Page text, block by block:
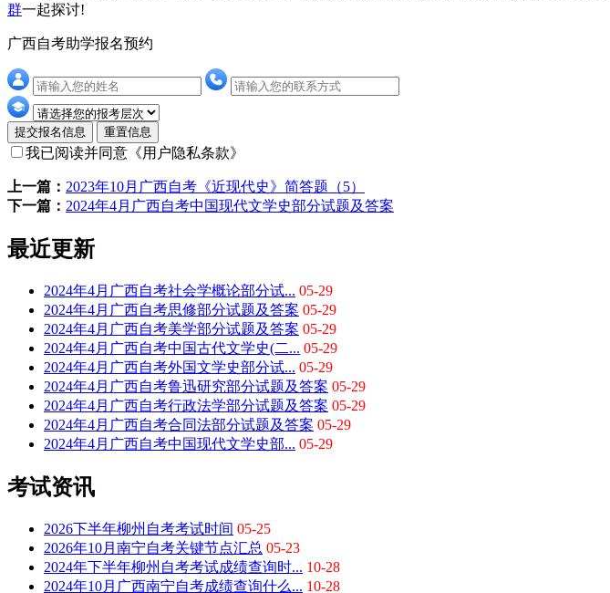
群一起探讨!
广西自考助学报名预约
提交报名信息 重置信息
我已阅读并同意 《用户隐私条款》
上一篇： 2023年10月广西自考《近现代史》简答题（5）
下一篇： 2024年4月广西自考中国现代文学史部分试题及答案
最近更新
2024年4月广西自考社会学概论部分试... 05-29
2024年4月广西自考思修部分试题及答案 05-29
2024年4月广西自考美学部分试题及答案 05-29
2024年4月广西自考中国古代文学史(二... 05-29
2024年4月广西自考外国文学史部分试... 05-29
2024年4月广西自考鲁迅研究部分试题及答案 05-29
2024年4月广西自考行政法学部分试题及答案 05-29
2024年4月广西自考合同法部分试题及答案 05-29
2024年4月广西自考中国现代文学史部... 05-29
考试资讯
2026下半年柳州自考考试时间 05-25
2026年10月南宁自考关键节点汇总 05-23
2024年下半年柳州自考考试成绩查询时... 10-28
2024年10月广西南宁自考成绩查询什么... 10-28